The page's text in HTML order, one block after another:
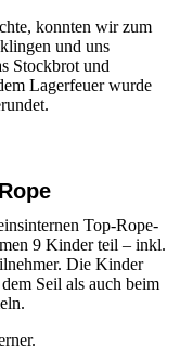
konnten wir zum
und uns
Stockbrot und
Lagerfeuer wurde
Top-Rope-
9 Kinder teil – inkl.
Die Kinder
Seil als auch beim